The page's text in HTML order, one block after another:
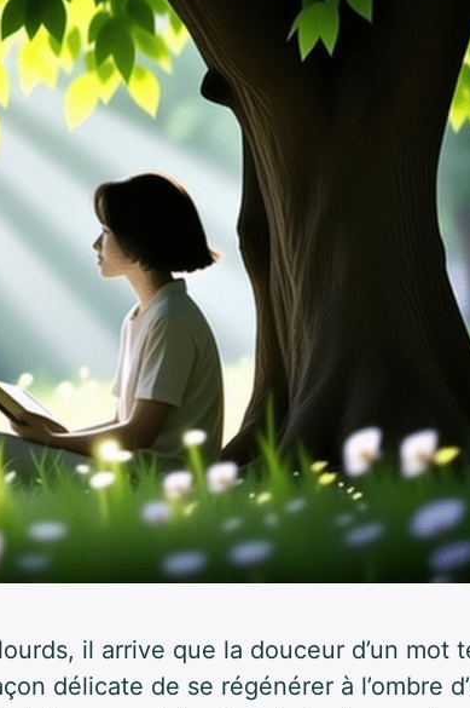
il arrive que la douceur d’un mot
délicate de se régénérer à l’ombre